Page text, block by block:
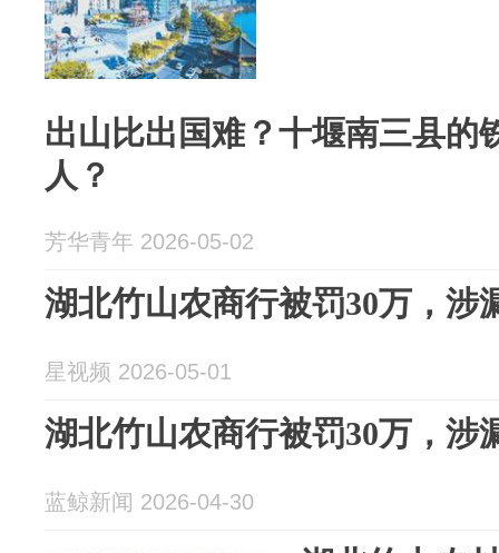
出山比出国难？十堰南三县的
人？
芳华青年 2026-05-02
湖北竹山农商行被罚30万，涉
星视频 2026-05-01
湖北竹山农商行被罚30万，涉
蓝鲸新闻 2026-04-30